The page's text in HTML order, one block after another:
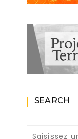
SEARCH